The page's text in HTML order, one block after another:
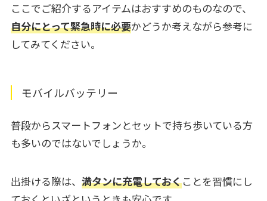
ここでご紹介するアイテムはおすすめのものなので、
自分にとって緊急時に必要かどうか考えながら参考に
してみてください。
モバイルバッテリー
普段からスマートフォンとセットで持ち歩いている方
も多いのではないでしょうか。
出掛ける際は、 満タンに充電しておくことを習慣にし